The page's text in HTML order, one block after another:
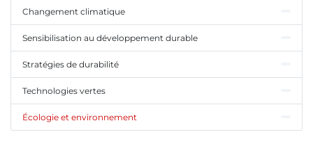
Changement climatique
Sensibilisation au développement durable
Stratégies de durabilité
Technologies vertes
Écologie et environnement